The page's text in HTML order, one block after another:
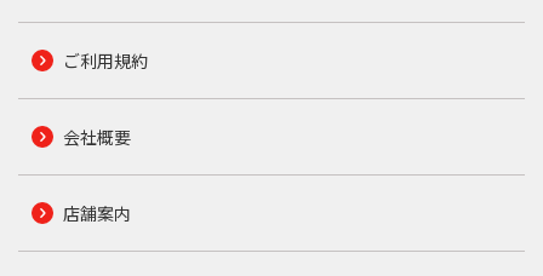
ご利用規約
会社概要
店舗案内